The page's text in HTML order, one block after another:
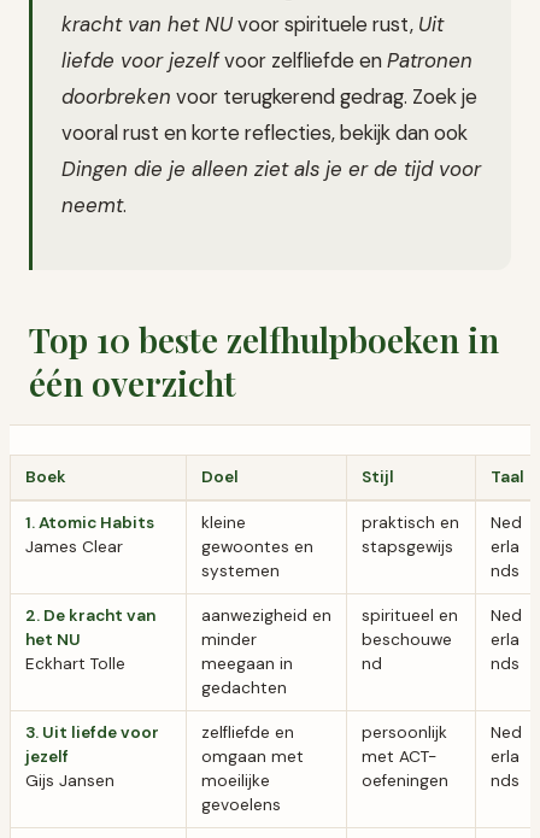
kracht van het NUvoor spirituele rust, Uit
liefde voor jezelfvoor zelfliefde enPatronen
doorbreken voor terugkerend gedrag. Zoek je
vooral rust en korte reflecties, bekijk dan ook
Dingen die je alleen ziet als je er de tijd voor
neemt.
Top 10 beste zelfhulpboeken in
één overzicht
Boek Doel Stijl Taal
1. Atomic Habits
James Clear
kleine
gewoontes en
systemen
praktisch en
stapsgewijs
Ned
erla
nds
2. De kracht van
het NU
Eckhart Tolle
aanwezigheid en
minder
meegaan in
gedachten
spiritueel en
beschouwe
nd
Ned
erla
nds
3. Uit liefde voor
jezelf
Gijs Jansen
zelfliefde en
omgaan met
moeilijke
gevoelens
persoonlijk
met ACT-
oefeningen
Ned
erla
nds